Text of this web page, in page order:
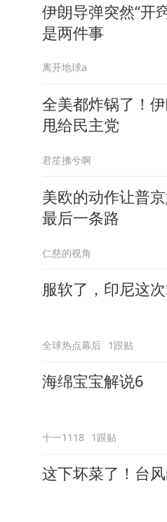
伊朗导弹突然“开
是两件事
离开地球a
全美都炸锅了！
甩给民主党
君笙拂兮啊
美欧的动作让普
最后一条路
仁慈的视角
服软了，印尼这
全球热点幕后 1跟贴
海绵宝宝解说6
十一1118 1跟贴
这下坏菜了！台